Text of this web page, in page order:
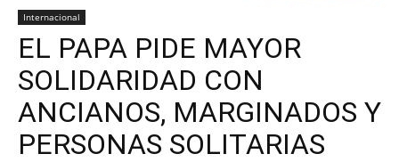
Internacional
EL PAPA PIDE MAYOR
SOLIDARIDAD CON
ANCIANOS, MARGINADOS Y
PERSONAS SOLITARIAS